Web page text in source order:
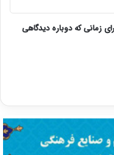
زمانی که دوباره دیدگاهی